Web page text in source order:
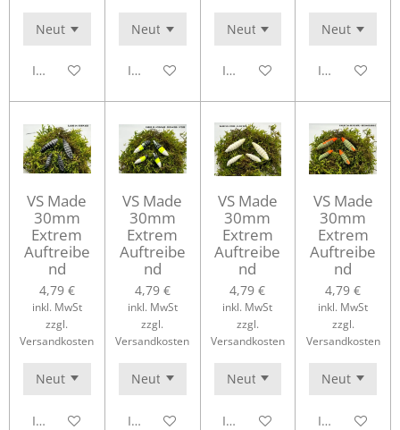
In den WarenkorbIn den WarenkorbIn den WarenkorbIn den
VS Made
30mm
Extrem
Auftreibe
nd
4,79 €
inkl. MwSt
zzgl.
Versandkosten
In den Warenkorb
VS Made
30mm
Extrem
Auftreibe
nd
4,79 €
inkl. MwSt
zzgl.
Versandkosten
In den Warenkorb
VS Made
30mm
Extrem
Auftreibe
nd
4,79 €
inkl. MwSt
zzgl.
Versandkosten
In den Warenkorb
VS Made
30mm
Extrem
Auftreibe
nd
4,79 €
inkl. MwSt
zzgl.
Versandkosten
In den